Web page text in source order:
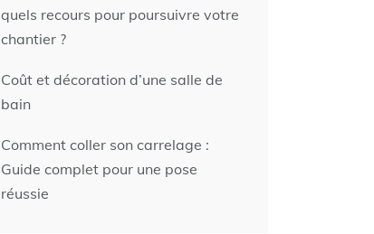
quels recours pour poursuivre votre
chantier ?
Coût et décoration d’une salle de
bain
Comment coller son carrelage :
Guide complet pour une pose
réussie